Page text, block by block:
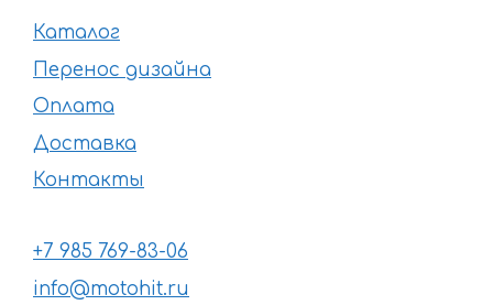
Каталог
Перенос дизайна
Оплата
Доставка
Контакты
+7 985 769-83-06
info@motohit.ru